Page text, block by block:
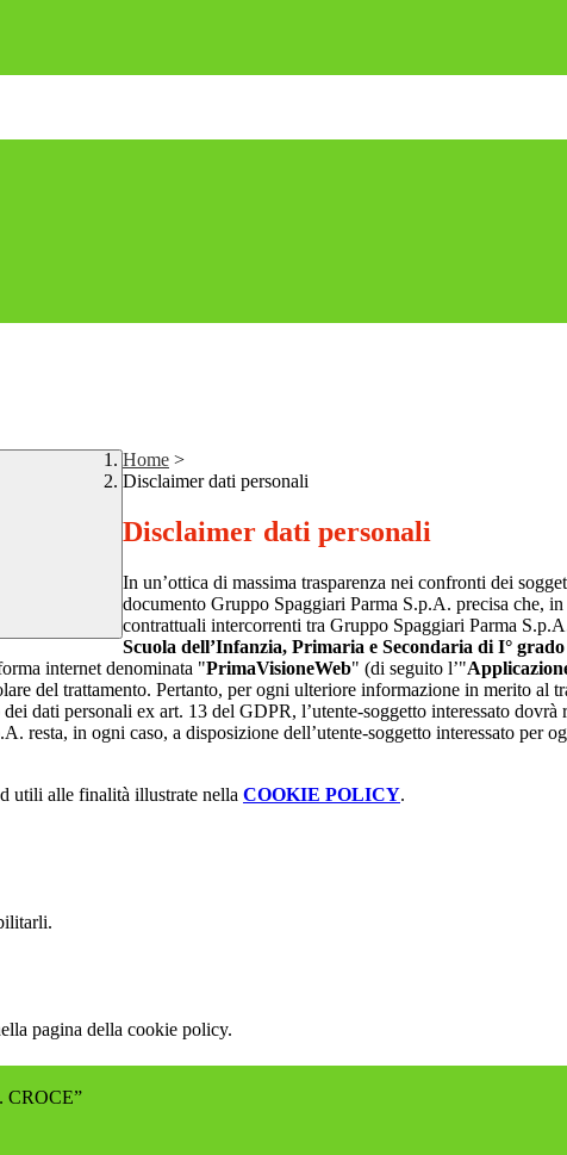
Home >
Disclaimer dati personali
Disclaimer dati personali
In un’ottica di massima trasparenza nei confronti dei
documento Gruppo Spaggiari Parma S.p.A. precisa che,
contrattuali intercorrenti tra Gruppo Spaggiari Parma
Scuola dell’Infanzia, Primaria e Secondaria di I°
internet denominata "PrimaVisioneWeb" (di seguito l’"
del trattamento. Pertanto, per ogni ulteriore informazione in merito al
dati personali ex art. 13 del GDPR, l’utente-soggetto interessato dovrà
in ogni caso, a disposizione dell’utente-soggetto interessato per
utili alle finalità illustrate nella COOKIE POLICY.
pagina della cookie policy.
CROCE”